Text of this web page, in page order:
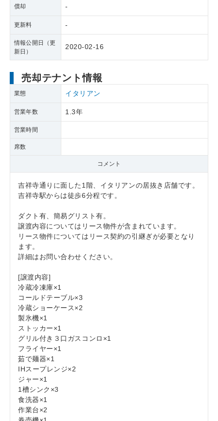
償却 -
更新料 -
情報公開日（更
新日）
2020-02-16
売却テナント情報
業態 イタリアン
営業年数 1.3年
営業時間
席数
コメント
吉祥寺通りに面した1階、イタリアンの居抜き店舗です。
吉祥寺駅からは徒歩6分程です。
ダクト有、簡易グリスト有。
譲渡内容についてはリース物件が含まれています。
リース物件についてはリース契約の引継ぎが必要となり
ます。
詳細はお問い合わせください。
[譲渡内容]
冷蔵冷凍庫×1
コールドテーブル×3
冷蔵ショーケース×2
製氷機×1
ストッカー×1
グリル付き３口ガスコンロ×1
フライヤー×1
茹で麺器×1
IHスープレンジ×2
ジャー×1
1槽シンク×3
食洗器×1
作業台×2